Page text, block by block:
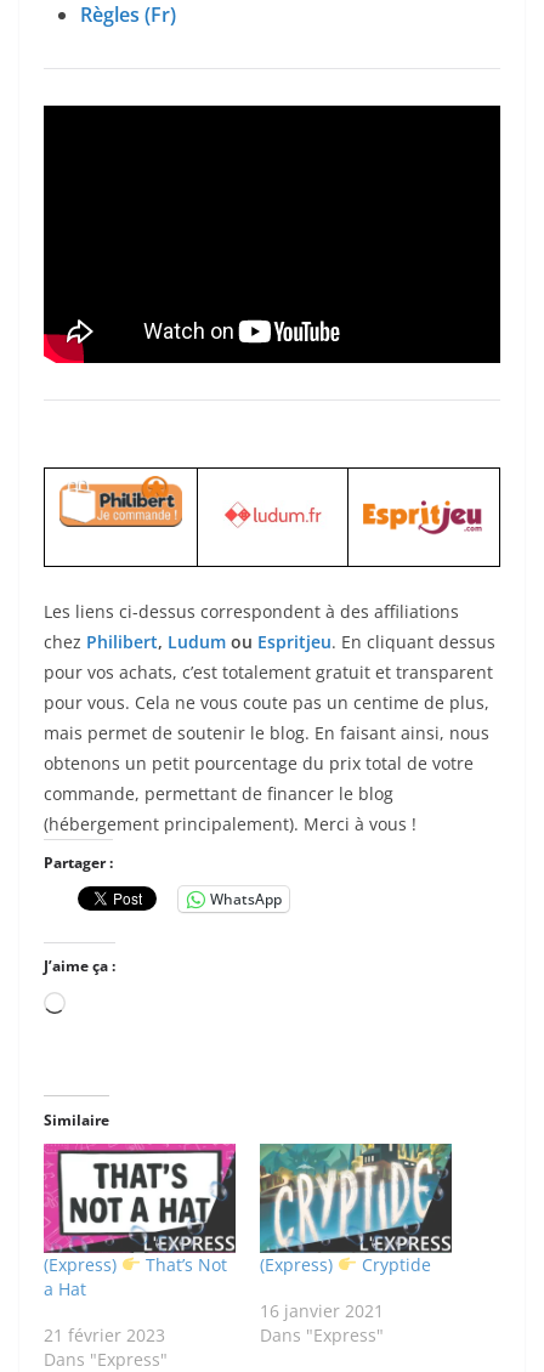
Règles (Fr)
Les liens ci-dessus correspondent à des affiliations
chez Philibert, Ludum ou Espritjeu. En cliquant dessus
pour vos achats, c’est totalement gratuit et transparent
pour vous. Cela ne vous coute pas un centime de plus,
mais permet de soutenir le blog. En faisant ainsi, nous
obtenons un petit pourcentage du prix total de votre
commande, permettant de financer le blog
(hébergement principalement). Merci à vous !
Partager :
WhatsApp
J’aime ça :
Chargement…
Similaire
(Express)
That’s Not
a Hat
21 février 2023
Dans "Express"
(Express)
Cryptide
16 janvier 2021
Dans "Express"